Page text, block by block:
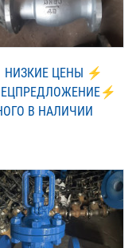
НИЗКИЕ ЦЕНЫ ⚡
В НАЛИЧИИ